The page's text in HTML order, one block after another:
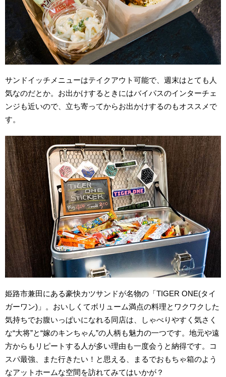
サンドイッチメニューはテイクアウト可能で、週末はとても人
気なのだとか。お出かけするときにはバイパスのインターチェ
ンジも近いので、立ち寄ってからお出かけするのもオススメで
す。
姫路市兼田にある豪快カツサンドが名物の「TIGER ONE(タイ
ガーワン)」。おいしくてボリューム満点の料理とワクワクした
気持ちでお腹いっぱいになれる同店は、しゃべりやすく気さく
な“大将”と“嫁のキンちゃん”の人柄も魅力の一つです。地元や遠
方からもリピートする人が多い理由も一度会うと納得です。コ
スパ最強、また行きたい！と思える、まるでおもちゃ箱のよう
なアットホームな空間を訪れてみてはいかが？